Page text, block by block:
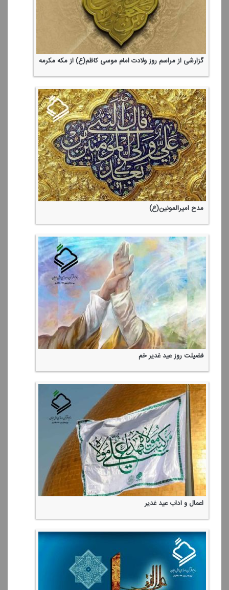
گزارشی از مراسم روز ولادت امام موسی كاظم(ع) از مكه مكرمه
مدح امیرالمونین(ع)
فضیلت روز عید غدیر خم
اعمال و آداب عید غدیر